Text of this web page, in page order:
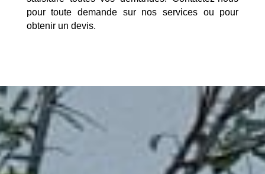
pour toute demande sur nos services ou pour
obtenir un devis.